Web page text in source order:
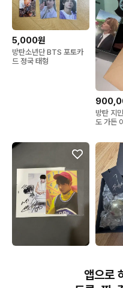
5,000원
방탄소년단 BTS 포토카
드 정국 태형
방탄 지
도 가든
방탄소
조공 공
앱으로